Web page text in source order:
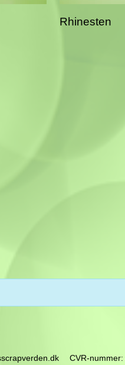
Rhinesten
CVR-nummer: